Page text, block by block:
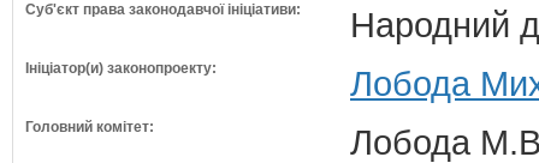
Суб'єкт права законодавчої ініціативи: Народний
Ініціатор(и) законопроекту: Лобода
Головний комітет:
Лобода